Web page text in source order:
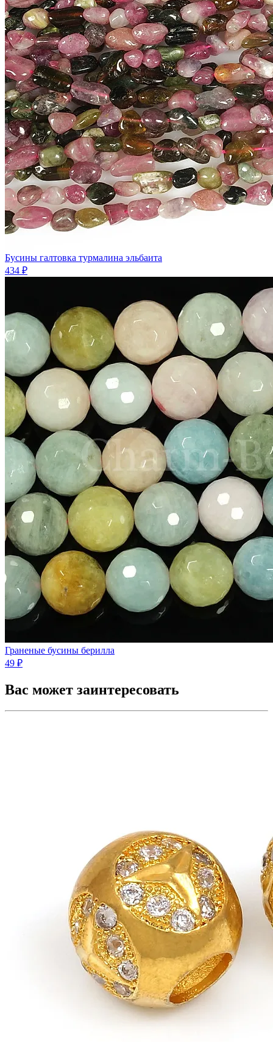
Бусины галтовка турмалина эльбаита
434 ₽
Граненые бусины берилла
49 ₽
Вас может заинтересовать